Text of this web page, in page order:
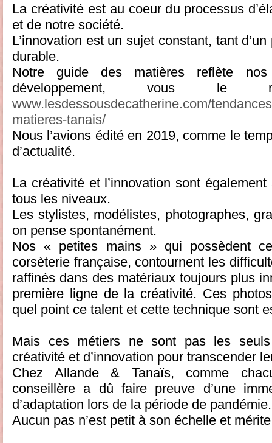
La créativité est au coeur du processus
et de notre société.
L’innovation est un sujet constant, tant
durable.
Notre guide des matières reflète
développement, vous le
www.lesdessousdecatherine.com/
matieres-tanais/
Nous l’avions édité en 2019, comme le
d’actualité.
La créativité et l’innovation sont
tous les niveaux.
Les stylistes, modélistes, photographes,
on pense spontanément.
Nos « petites mains » qui possèdent
corsèterie française, contournent les
raffinés dans des matériaux toujours plus
première ligne de la créativité. Ces
quel point ce talent et cette technique sont
Mais ces métiers ne sont pas les
créativité et d’innovation pour transcender
Chez Allande & Tanaïs, comme
conseillère a dû faire preuve d’une
d’adaptation lors de la période de pandémie.
Aucun pas n’est petit à son échelle et